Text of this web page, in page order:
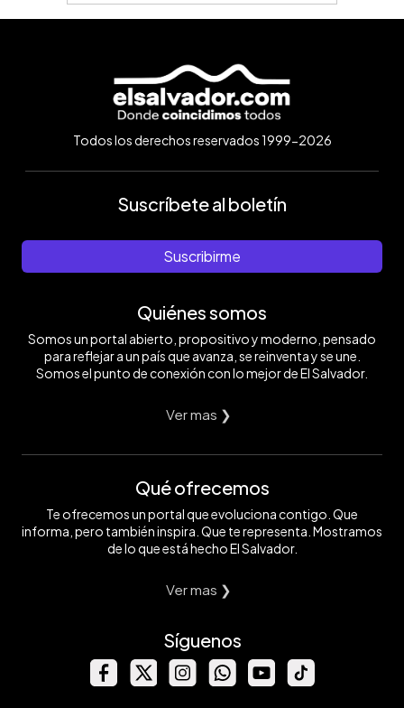
Todos los derechos reservados 1999-2026
Suscríbete al boletín
Suscribirme
Quiénes somos
Somos un portal abierto, propositivo y moderno, pensado
para reflejar a un país que avanza, se reinventa y se une.
Somos el punto de conexión con lo mejor de El Salvador.
Ver mas ❯
Qué ofrecemos
Te ofrecemos un portal que evoluciona contigo. Que
informa, pero también inspira. Que te representa. Mostramos
de lo que está hecho El Salvador.
Ver mas ❯
Síguenos